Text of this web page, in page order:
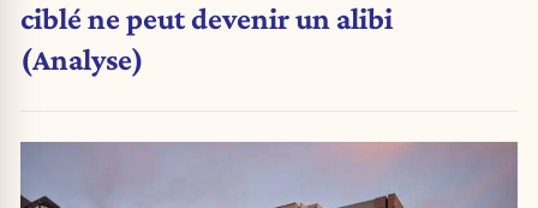
ciblé ne peut devenir un alibi
(Analyse)